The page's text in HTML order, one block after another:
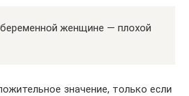
женщине — плохой
значение, только если